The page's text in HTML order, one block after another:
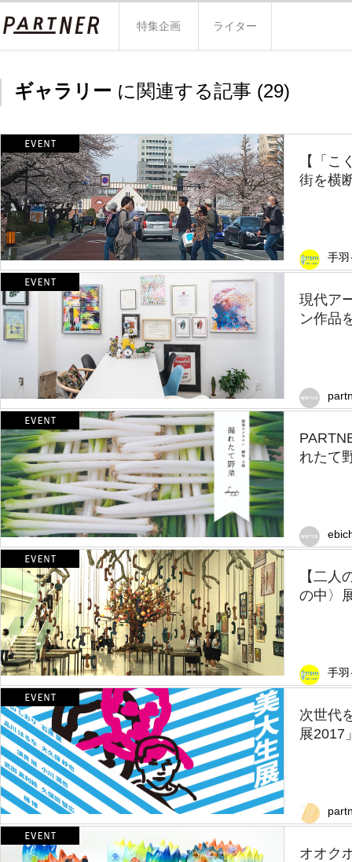
特集企画 ライター
ギャラリー に関連する記事 (29)
【「こ
街を横
手羽
現代ア
ン作品
れたて
【二
の中〉
手羽
次世代
展2017
オオク